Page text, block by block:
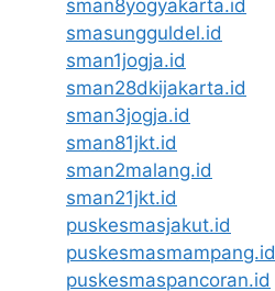
sman8yogyakarta.id
smasungguldel.id
sman1jogja.id
sman28dkijakarta.id
sman3jogja.id
sman81jkt.id
sman2malang.id
sman21jkt.id
puskesmasjakut.id
puskesmasmampang.id
puskesmaspancoran.id